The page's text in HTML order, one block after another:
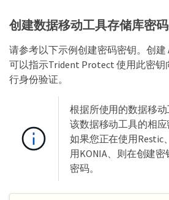
创建数据移动工具存储库密
请参考以下示例创建密码密钥。创建
可以指示Trident Protect 使用此密
行身份验证。
根据所使用的数据移
该数据移动工具的相应
如果您正在使用Restic
用KONIA、则在创建
密码。